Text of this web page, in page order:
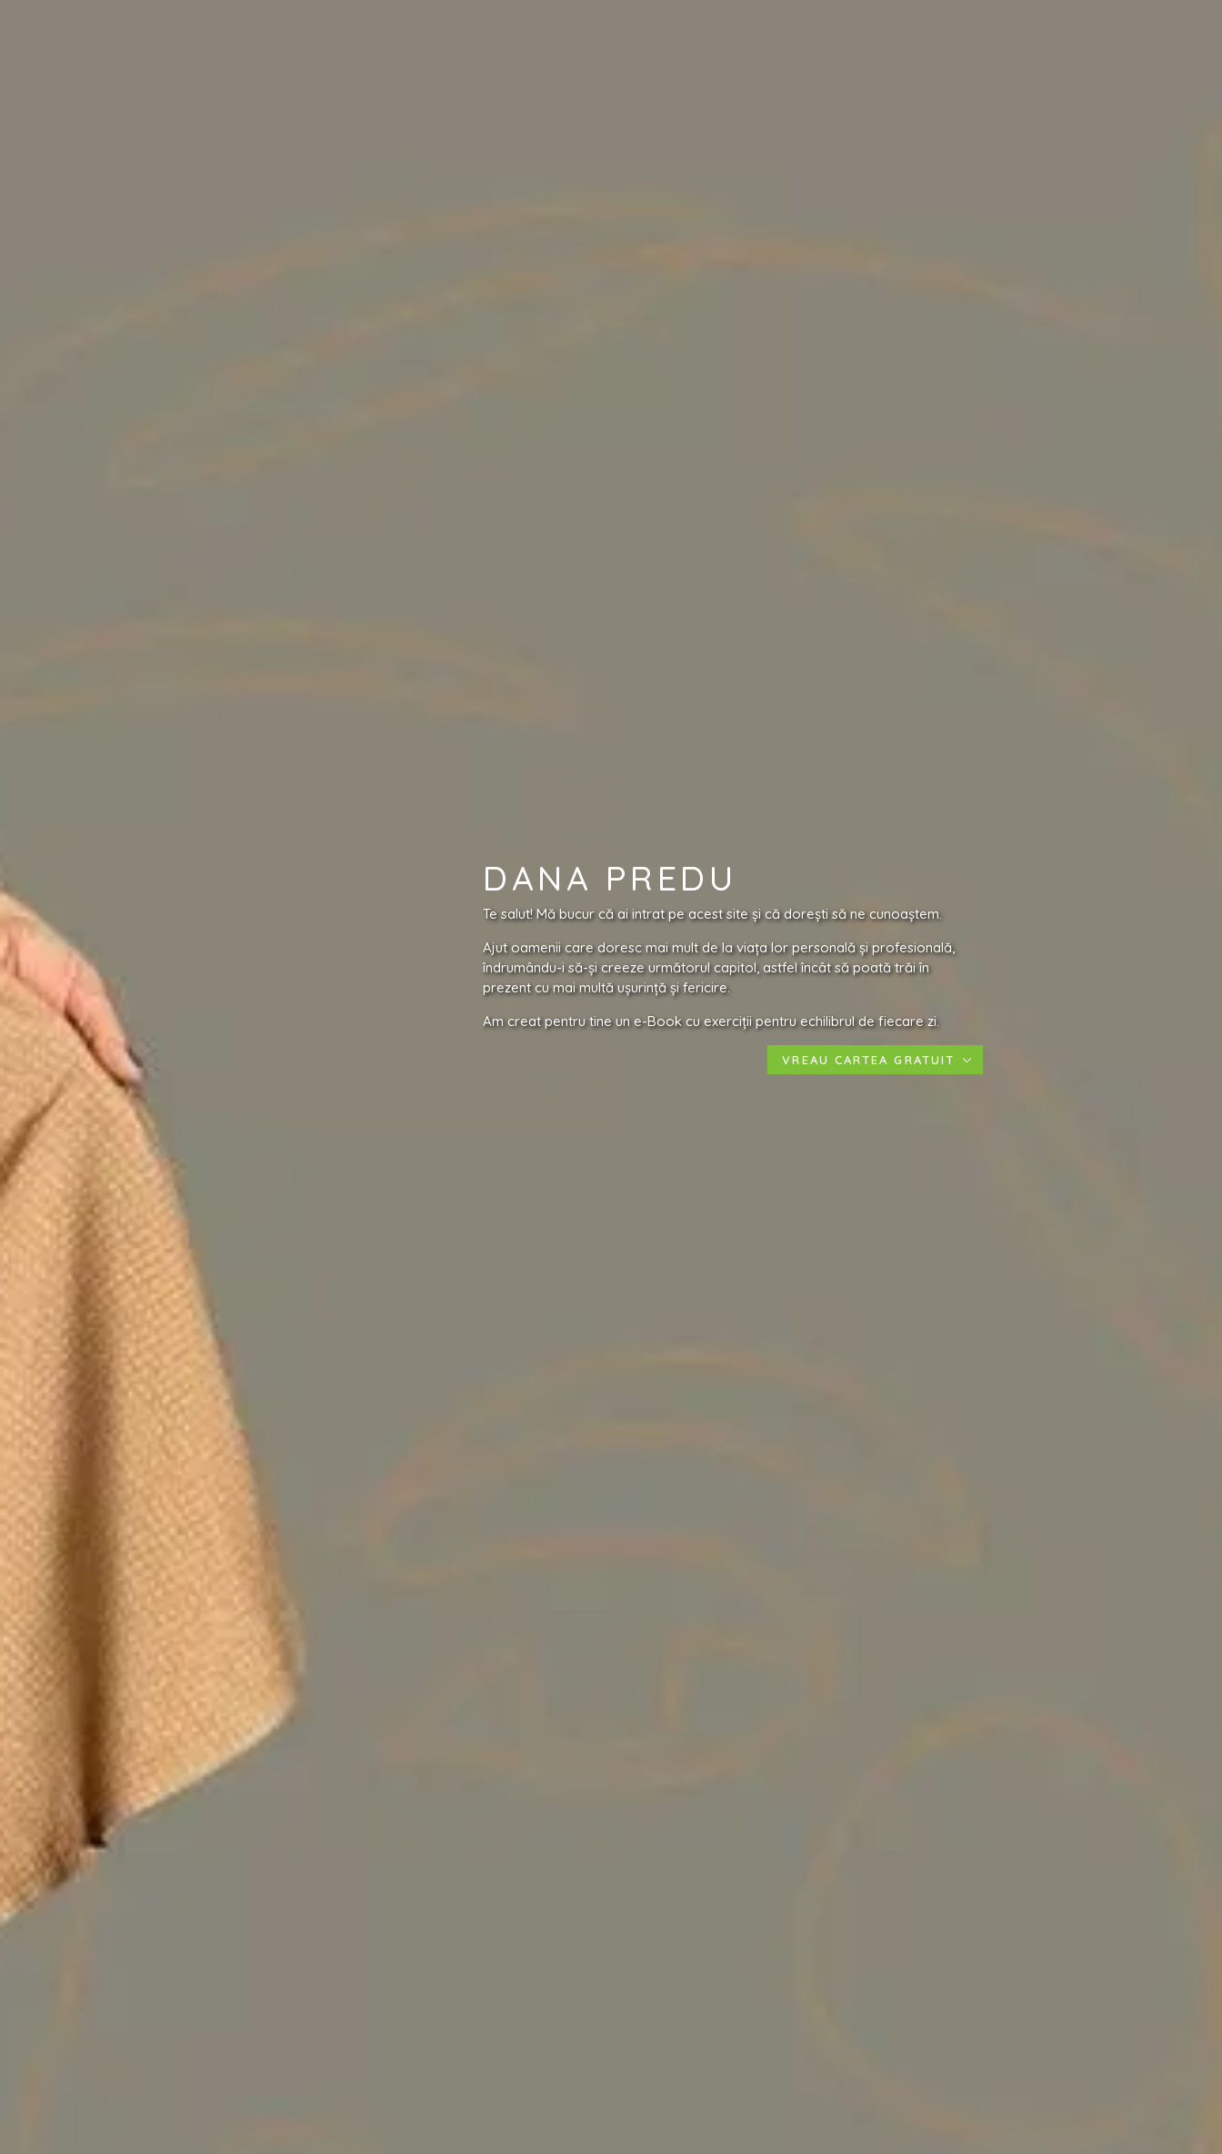
DANA PREDU
Te salut! Mă bucur că ai intrat pe acest site și că dorești să ne cunoaștem.
Ajut oamenii care doresc mai mult de la viața lor personală și profesională,
îndrumându-i să-și creeze următorul capitol, astfel încât să poată trăi în
prezent cu mai multă ușurință și fericire.
Am creat pentru tine un e-Book cu exerciții pentru echilibrul de fiecare zi.
VREAU CARTEA GRATUIT